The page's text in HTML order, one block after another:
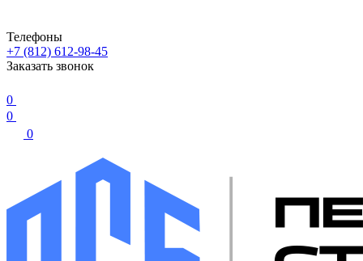
Телефоны
+7 (812) 612-98-45
Заказать звонок
0
0
0